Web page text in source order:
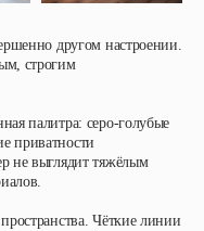
другом настроении.
строгим
палитра: серо-голубые
приватности
не выглядит тяжёлым
Чёткие линии